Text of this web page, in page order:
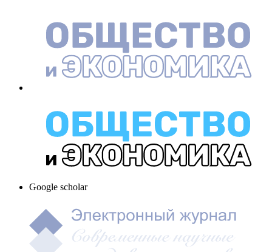
Google scholar